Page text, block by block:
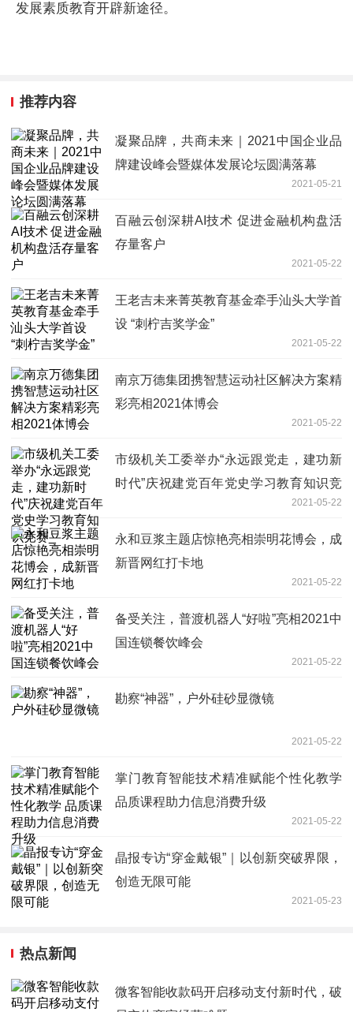
发展素质教育开辟新途径。
推荐内容
凝聚品牌，共商未来｜2021中国企业品
牌建设峰会暨媒体发展论坛圆满落幕
2021-05-21
百融云创深耕AI技术 促进金融机构盘活
存量客户
2021-05-22
王老吉未来菁英教育基金牵手汕头大学首
设 “刺柠吉奖学金”
2021-05-22
南京万德集团携智慧运动社区解决方案精
彩亮相2021体博会
2021-05-22
市级机关工委举办“永远跟党走，建功新
时代”庆祝建党百年党史学习教育知识竞
2021-05-22
永和豆浆主题店惊艳亮相崇明花博会，成
新晋网红打卡地
2021-05-22
备受关注，普渡机器人“好啦”亮相2021中
国连锁餐饮峰会
2021-05-22
勘察“神器”，户外硅砂显微镜
2021-05-22
掌门教育智能技术精准赋能个性化教学
品质课程助力信息消费升级
2021-05-22
晶报专访“穿金戴银”｜以创新突破界限，
创造无限可能
2021-05-23
热点新闻
微客智能收款码开启移动支付新时代，破